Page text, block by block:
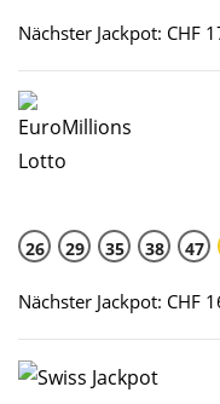
Nächster Jackpot: CHF
26 29 35 38 47
Nächster Jackpot: CHF